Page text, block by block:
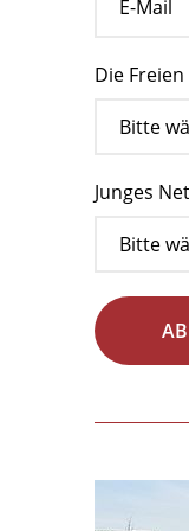
Die
Junges